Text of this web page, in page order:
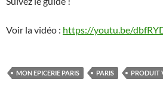
Voir la vidéo : https://youtu.be/
MON EPICERIE PARIS PARIS PRODUIT